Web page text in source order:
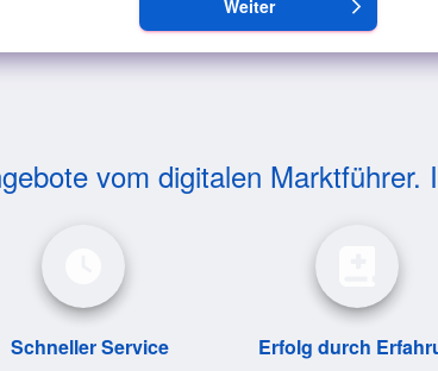
Weiter arrow_forward_ios
vom digitalen Marktführer.
Schneller Service Erfolg durch